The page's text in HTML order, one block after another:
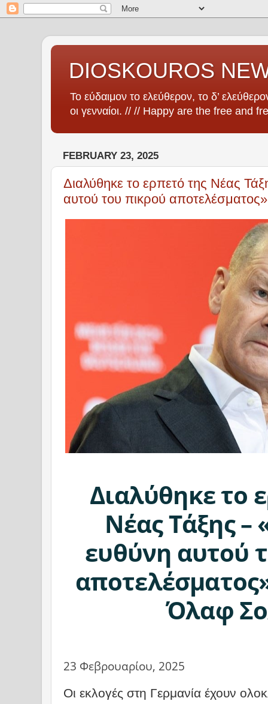
DIOSKOUROS
Το εύδαιμον το ελεύθερον, το δ’
οι γενναίοι. // // Happy are the free and
FEBRUARY 23, 2025
Διαλύθηκε το ερπετό της Νέας
αυτού του πικρού
Διαλύθηκε το
Νέας Τάξης –
ευθύνη αυτού
Όλαφ
23 Φεβρουαρίου, 2025
Οι εκλογές στη Γερμανία έχουν